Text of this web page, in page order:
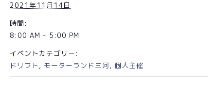
2021年11月14日
時間:
8:00 AM - 5:00 PM
イベントカテゴリー:
ドリフト, モーターランド三河, 個人主催